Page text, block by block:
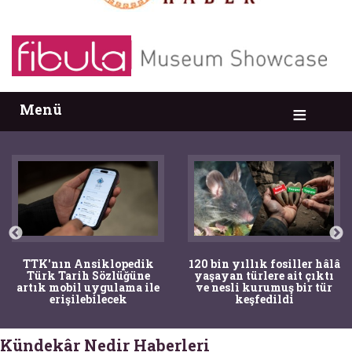
Menü
TTK'nın Ansiklopedik
Türk Tarih Sözlüğüne
artık mobil uygulama ile
erişilebilecek
120 bin yıllık fosiller hâlâ
yaşayan türlere ait çıktı
ve nesli kurumuş bir tür
keşfedildi
Kündekâr Nedir Haberleri